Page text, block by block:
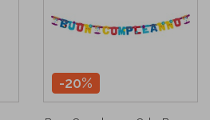
-20%